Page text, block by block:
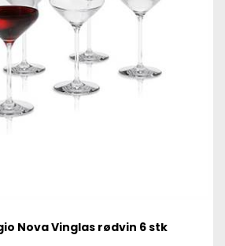
Nova Vinglas rødvin 6 stk